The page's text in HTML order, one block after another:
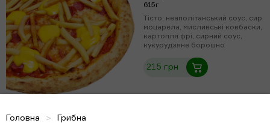
Головна Грибна
615г
Тісто, неаполітанський соус, сир
моцарела, мисливські ковбаски,
картопля фрі, сирний соус,
кукурудзяне борошно
215 грн